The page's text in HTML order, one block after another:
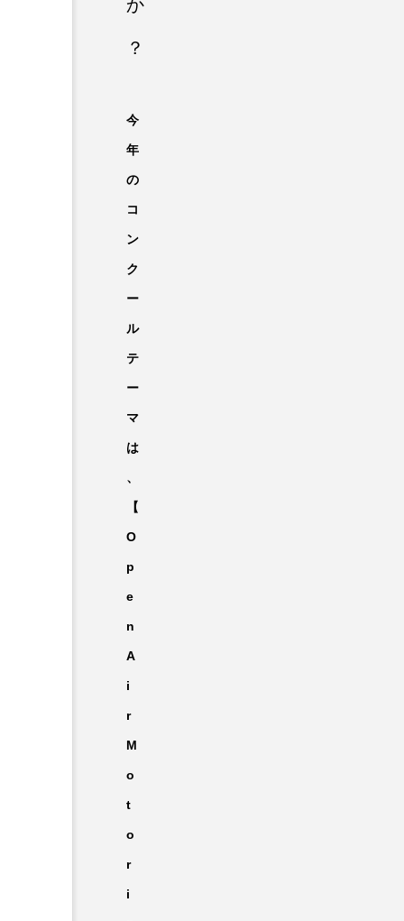
か
？
今
年
の
コ
ン
ク
ー
ル
テ
ー
マ
は
、
【
O
p
e
n
A
i
r
M
o
t
o
r
i